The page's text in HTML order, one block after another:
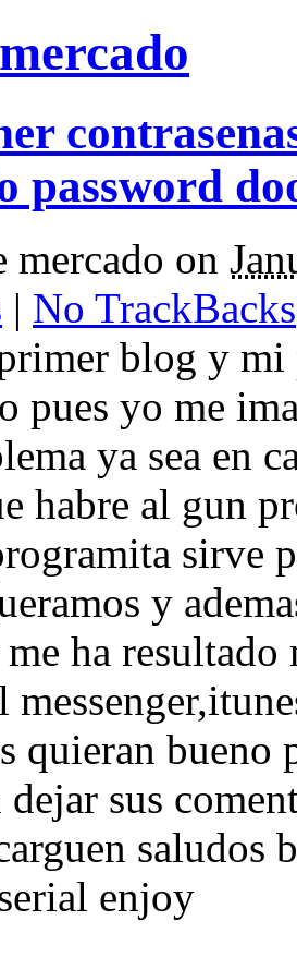
password
mercado on
| No TrackBacks
blog y
pues yo me
ya sea en
habre al gun
sirve
y
ha
quieran bueno
sus
saludos
enjoy